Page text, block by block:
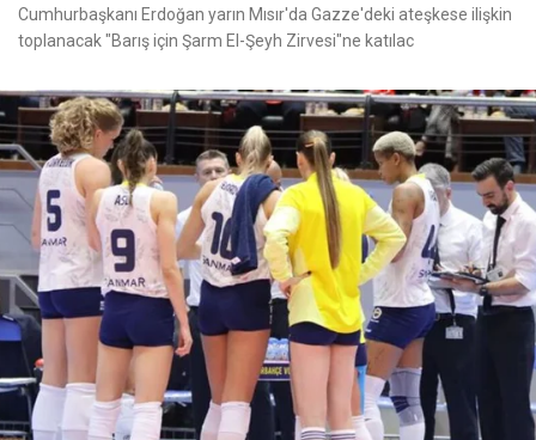
Cumhurbaşkanı Erdoğan yarın Mısır'da Gazze'deki ateşkese ilişkin
toplanacak "Barış için Şarm El-Şeyh Zirvesi"ne katılac